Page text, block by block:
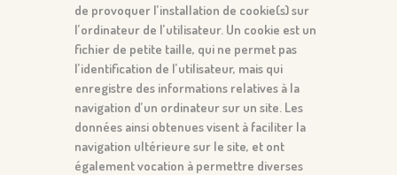
de provoquer l’installation de cookie(s) sur
l’ordinateur de l’utilisateur. Un cookie est un
fichier de petite taille, qui ne permet pas
l’identification de l’utilisateur, mais qui
enregistre des informations relatives à la
navigation d’un ordinateur sur un site. Les
données ainsi obtenues visent à faciliter la
navigation ultérieure sur le site, et ont
également vocation à permettre diverses